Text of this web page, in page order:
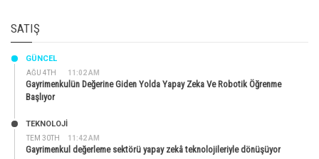
SATIŞ
AĞU 4TH 11:02 AM
GÜNCEL
Gayrimenkulün Değerine Giden Yolda Yapay Zeka Ve Robotik Öğrenme
Başlıyor
TEM 30TH 11:42 AM
TEKNOLOJİ
Gayrimenkul değerleme sektörü yapay zekâ teknolojileriyle dönüşüyor